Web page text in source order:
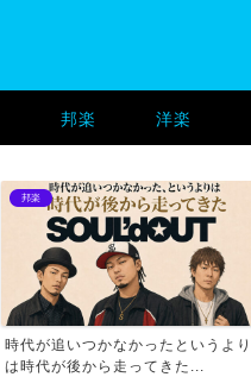
邦楽 洋楽
その他
ライブの「地蔵」、どこからが本当
にアウトなのか